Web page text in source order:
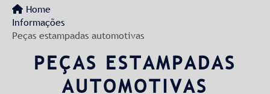
Home
Informações
Peças estampadas automotivas
PEÇAS ESTAMPADAS
AUTOMOTIVAS